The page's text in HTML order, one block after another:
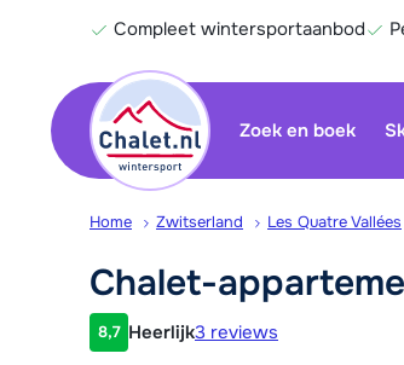
Compleet wintersportaanbod
Zoek en boek
Home Zwitserland Les Quatre Vallées
Chalet-
Klantwaardering
8,7 Heerlijk3 reviews